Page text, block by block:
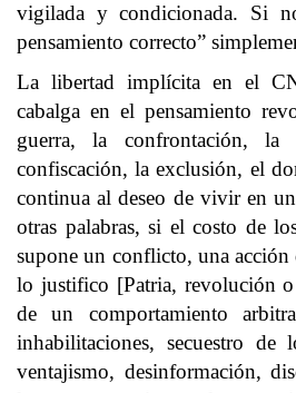
vigilada y condicionada. Si
pensamiento correcto”
La libertad implícita en el
cabalga en el pensamiento
guerra, la confrontación,
confiscación, la exclusión, el
continua al deseo de vivir en
otras palabras, si el costo de
supone un conflicto, una acción
lo justifico [Patria, revolución
de un comportamiento
inhabilitaciones, secuestro de
ventajismo, desinformación,